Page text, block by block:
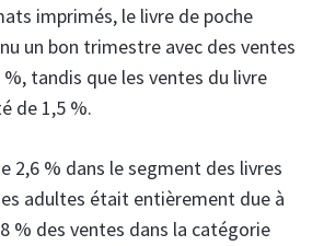
imprimés, le livre de poche
un bon trimestre avec des ventes
%, tandis que les ventes du livre
de 1,5 %.
2,6 % dans le segment des livres
adultes était entièrement due à
% des ventes dans la catégorie